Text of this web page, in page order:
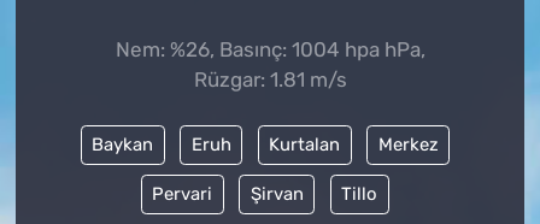
Nem: %26, Basınç: 1004 hpa hPa,
Rüzgar: 1.81 m/s
Baykan Eruh Kurtalan Merkez
Pervari Şirvan Tillo